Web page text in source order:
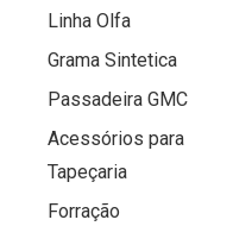
Linha Olfa
Grama Sintetica
Passadeira GMC
Acessórios para
Tapeçaria
Forração